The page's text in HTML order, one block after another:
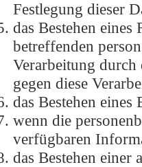
Festlegung dieser
das Bestehen
betreffenden
Verarbeitung durch
gegen diese
das Bestehen
wenn die
verfügbaren
das Bestehen